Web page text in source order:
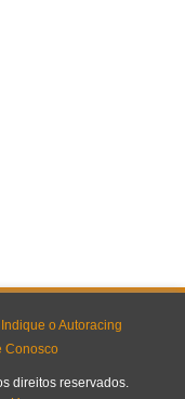
Indique o Autoracing
Conosco
direitos reservados.